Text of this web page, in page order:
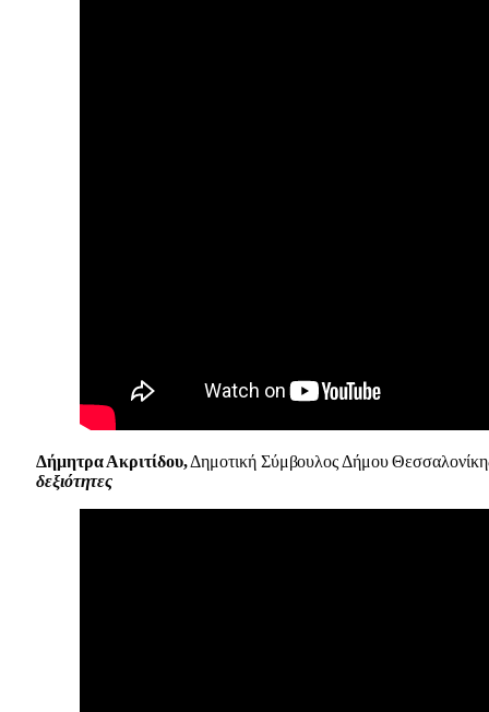
Δήμητρα Ακριτίδου,Δημοτική Σύμβουλος Δήμου
δεξιότητες